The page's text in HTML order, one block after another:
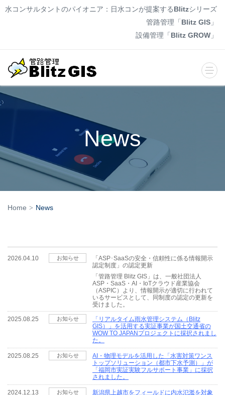
水コンサルタントのパイオニア：日水コンが提案するBlitzシリーズ
管路管理「 Blitz GIS 」
設備管理「 Blitz GROW 」
News
Home News
2026.04.10 お知らせ
「ASP･SaaSの安全・信頼性に係る情報開示
認定制度」の認定更新
「管路管理 Blitz GIS」は、一般社団法人
ASP・SaaS・AI・IoTクラウド産業協会
（ASPIC）より、情報開示が適切に行われて
いるサービスとして、同制度の認定の更新を
受けました。
2025.08.25 お知らせ
「リアルタイム雨水管理システム（Blitz
GIS）」を活用する実証事業が国土交通省の
WOW TO JAPANプロジェクトに採択されまし
た。
2025.08.25 お知らせ
AI・物理モデルを活用した「水害対策ワンス
トップソリューション（都市下水予測）」が
「福岡市実証実験フルサポート事業」に採択
されました。
2024.12.13 お知らせ
新潟県上越市をフィールドに内水氾濫を対象